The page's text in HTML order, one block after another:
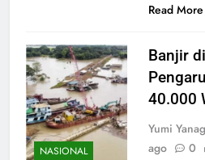
Read More
NASIONAL
Banjir
40.000
Yumi
ago
0